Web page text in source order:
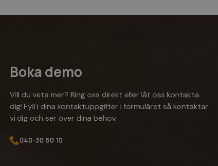
Boka demo
Vill du veta mer? Ring oss direkt eller låt oss kontakta
dig! Fyll i dina kontaktuppgifter i formuläret så kontaktar
vi dig och ser över dina behov.
040-30 60 10